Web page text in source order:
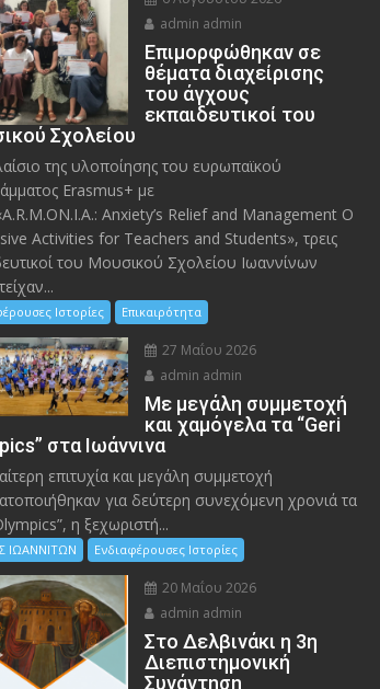
admin admin
Eπιμορφώθηκαν σε
θέματα διαχείρισης
του άγχους
εκπαιδευτικοί του
Σχολείου
της υλοποίησης του ευρωπαϊκού
Erasmus+ με
Anxiety’s Relief and Management O
Activities for Teachers and Students», τρεις
του Μουσικού Σχολείου Ιωαννίνων
Ιστορίες Επικαιρότητα
27 Μαΐου 2026
admin admin
Με μεγάλη συμμετοχή
και χαμόγελα τα “Geri
στα Ιωάννινα
επιτυχία και μεγάλη συμμετοχή
για δεύτερη συνεχόμενη χρονιά τα
η ξεχωριστή...
ΙΩΑΝΝΙΤΩΝ Ενδιαφέρουσες Ιστορίες
20 Μαΐου 2026
admin admin
Στο Δελβινάκι η 3η
Διεπιστημονική
Συνάντηση